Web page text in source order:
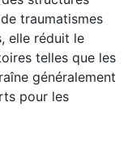
traumatismes
elle réduit le
telles que les
généralement
pour les